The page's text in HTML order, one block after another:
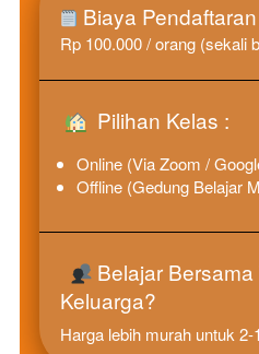
Biaya Pendaftaran
Rp 100.000 / orang (sekali
  Pilihan Kelas :
Online (Via Zoom /
Offline (Gedung Belajar
Belajar
Keluarga?
Harga lebih murah untuk 2-